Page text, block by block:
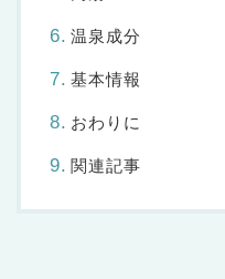
温泉成分
基本情報
おわりに
関連記事